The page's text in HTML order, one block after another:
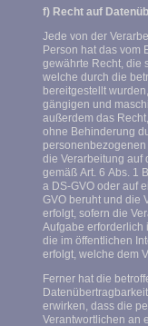
f) Recht auf
Jede von der
Person hat das vom
gewährte Recht, die
welche durch die
bereitgestellt
gängigen und
außerdem das
ohne Behinderung
die Verarbeitung auf
gemäß Art. 6 Abs. 1
a DS-GVO oder auf
GVO beruht und die
erfolgt, sofern die
Aufgabe erforderlich
die im öffentlichen
erfolgt, welche dem
Ferner hat die
erwirken, dass die
Verantwortlichen an